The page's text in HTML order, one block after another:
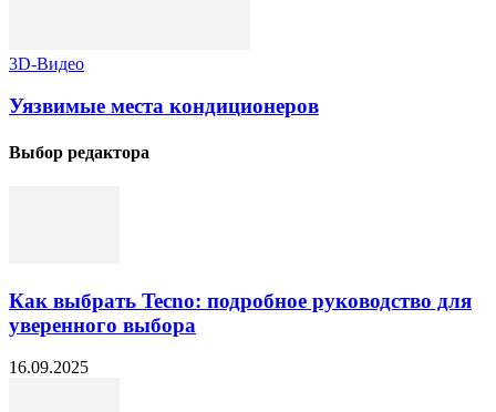
3D-Видео
Уязвимые места кондиционеров
Выбор редактора
Как выбрать Tecno: подробное руководство для
уверенного выбора
16.09.2025